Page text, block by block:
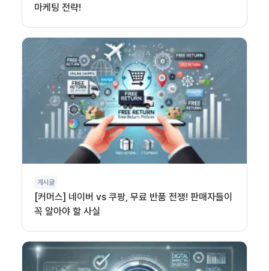
마케팅 전략!
게시글
[커머스] 네이버 vs 쿠팡, 무료 반품 전쟁! 판매자들이
꼭 알아야 할 사실